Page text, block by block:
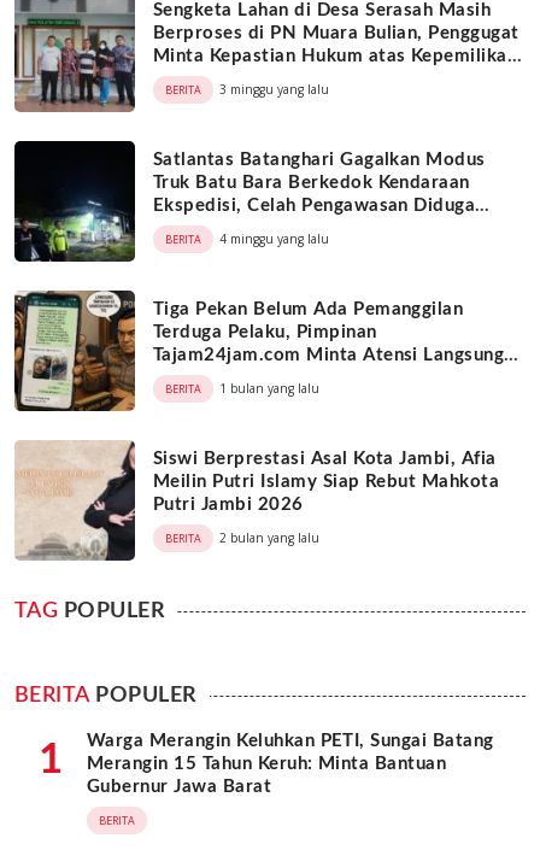
Sengketa Lahan di Desa Serasah Masih
Berproses di PN Muara Bulian, Penggugat
Minta Kepastian Hukum atas Kepemilikan
Objek Tanah
BERITA 3 minggu yang lalu
Satlantas Batanghari Gagalkan Modus
Truk Batu Bara Berkedok Kendaraan
Ekspedisi, Celah Pengawasan Diduga
Dimanfaatkan Oknum
BERITA 4 minggu yang lalu
Tiga Pekan Belum Ada Pemanggilan
Terduga Pelaku, Pimpinan
Tajam24jam.com Minta Atensi Langsung
Kapolda Jambi
BERITA 1 bulan yang lalu
Siswi Berprestasi Asal Kota Jambi, Afia
Meilin Putri Islamy Siap Rebut Mahkota
Putri Jambi 2026
BERITA 2 bulan yang lalu
TAG POPULER
BERITAPOPULER
1
Warga Merangin Keluhkan PETI, Sungai Batang
Merangin 15 Tahun Keruh: Minta Bantuan
Gubernur Jawa Barat
BERITA